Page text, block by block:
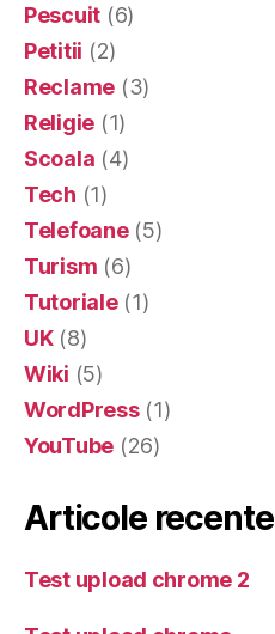
Pescuit (6)
Petitii (2)
Reclame (3)
Religie (1)
Scoala (4)
Tech (1)
Telefoane(5)
Turism (6)
Tutoriale(1)
UK(8)
Wiki (5)
WordPress(1)
YouTube (26)
Articole recente
Test upload chrome 2